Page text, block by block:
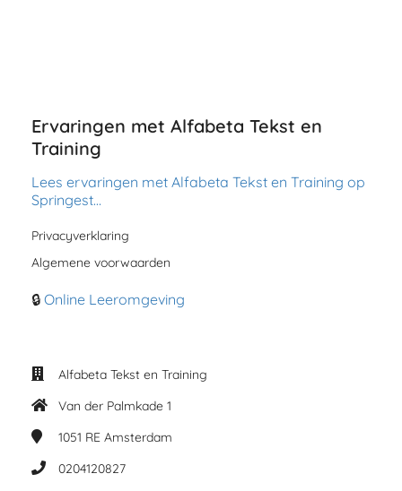
Ervaringen met Alfabeta Tekst en
Training
Lees ervaringen met Alfabeta Tekst en Training op
Springest…
Privacyverklaring
Algemene voorwaarden
🔒 Online Leeromgeving
Alfabeta Tekst en Training
Van der Palmkade 1
1051 RE Amsterdam
0204120827